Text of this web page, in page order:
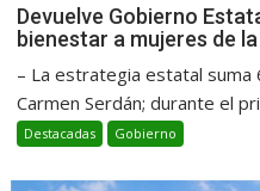
Devuelve Gobierno
bienestar a mujeres de
– La estrategia estatal suma
Carmen Serdán; durante el
Destacadas Gobierno